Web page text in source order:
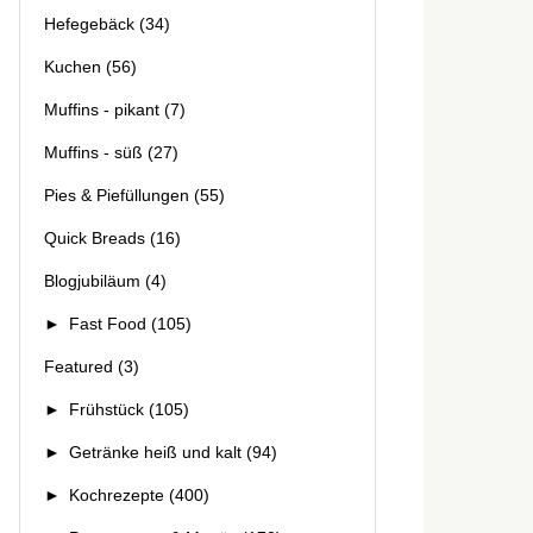
Hefegebäck (34)
Kuchen (56)
Muffins - pikant (7)
Muffins - süß (27)
Pies & Piefüllungen (55)
Quick Breads (16)
Blogjubiläum (4)
► Fast Food (105)
Featured (3)
► Frühstück (105)
► Getränke heiß und kalt (94)
► Kochrezepte (400)